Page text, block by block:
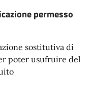
permesso
sostitutiva di
poter usufruire del